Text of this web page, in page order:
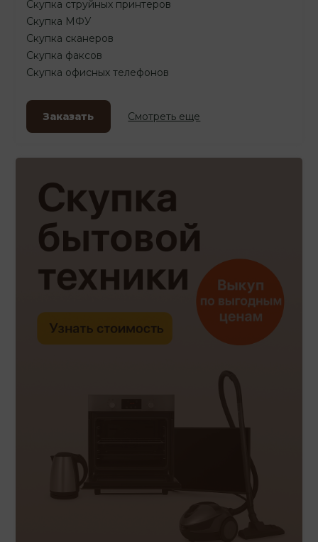
Скупка струйных принтеров
Скупка МФУ
Скупка сканеров
Скупка факсов
Скупка офисных телефонов
Заказать Смотреть еще